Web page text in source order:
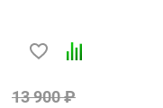
13 900 ₽